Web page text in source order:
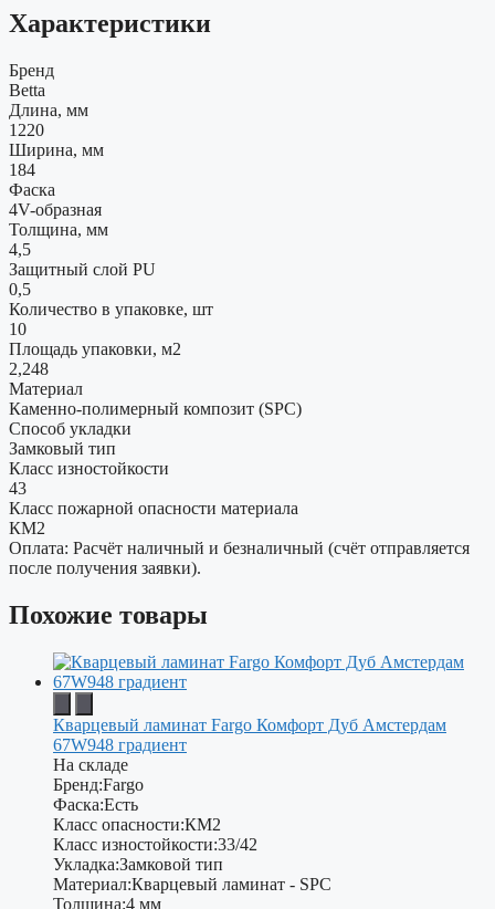
Характеристики
Бренд
Betta
Длина, мм
1220
Ширина, мм
184
Фаска
4V-образная
Толщина, мм
4,5
Защитный слой PU
0,5
Количество в упаковке, шт
10
Площадь упаковки, м2
2,248
Материал
Каменно-полимерный композит (SPC)
Способ укладки
Замковый тип
Класс изностойкости
43
Класс пожарной опасности материала
КМ2
Оплата: Расчёт наличный и безналичный (счёт отправляется
после получения заявки).
Похожие товары
Кварцевый ламинат Fargo Комфорт Дуб Амстердам
67W948 градиент
На складе
Бренд:Fargo
Фаска:Есть
Класс опасности:КМ2
Класс изностойкости:33/42
Укладка:Замковой тип
Материал:Кварцевый ламинат - SPC
Толщина:4 мм